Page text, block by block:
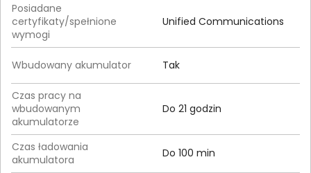
Posiadane
certyfikaty/spełnione
wymogi
Unified Communications
Wbudowany akumulator Tak
Czas pracy na
wbudowanym
akumulatorze
Do 21 godzin
Czas ładowania
akumulatora
Do 100 min